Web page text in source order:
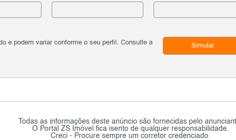
e podem variar conforme o seu perfil. Consulte a
Simular
Todas as informações deste anúncio são fornecidas pelo
O Portal ZS Imóvel fica isento de qualquer responsabilidade.
Creci - Procure sempre um corretor credenciado.